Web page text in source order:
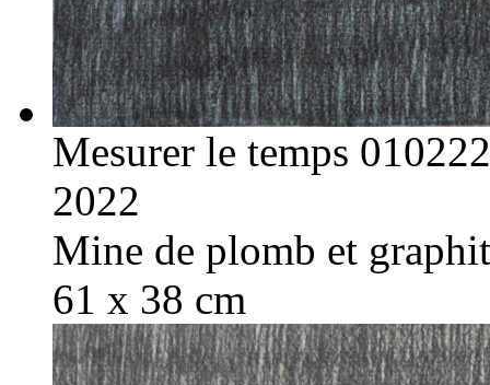
Mesurer le temps 010222
2022
Mine de plomb et
61 x 38 cm